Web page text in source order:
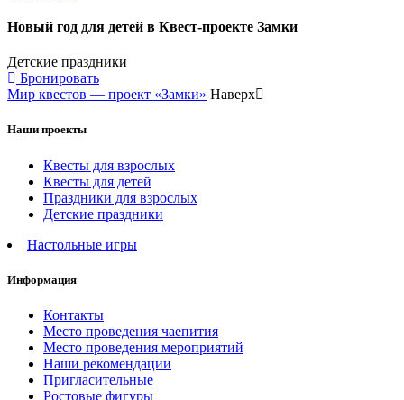
Новый год для детей в Квест-проекте Замки
Детские праздники
Бронировать
Мир квестов — проект «Замки» Наверх
Наши проекты
Квесты для взрослых
Квесты для детей
Праздники для взрослых
Детские праздники
Настольные игры
Информация
Контакты
Место проведения чаепития
Место проведения мероприятий
Наши рекомендации
Пригласительные
Ростовые фигуры